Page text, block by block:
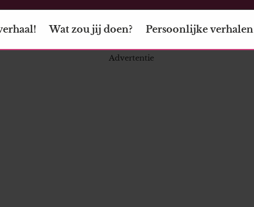
Wat zou jij doen? Persoonlijke verhalen